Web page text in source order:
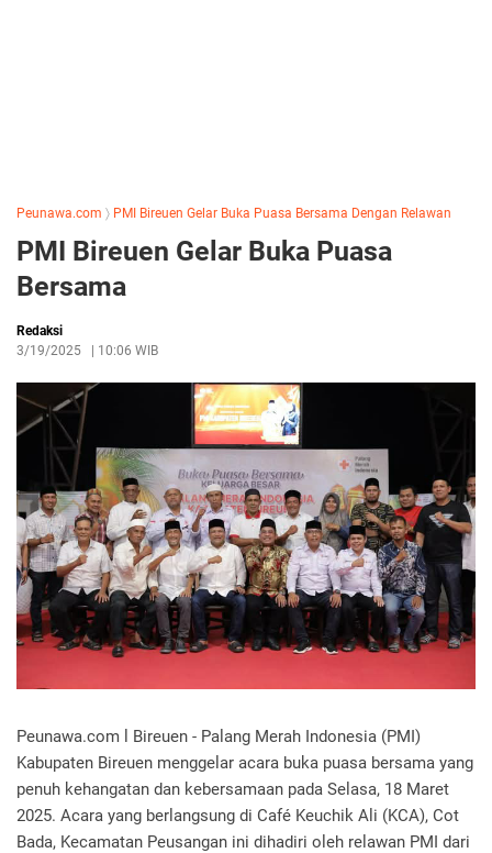
Peunawa.com 〉 PMI Bireuen Gelar Buka Puasa Bersama Dengan Relawan
PMI Bireuen Gelar Buka Puasa
Bersama
Redaksi
3/19/2025
10:06 WIB
Peunawa.com l Bireuen - Palang Merah Indonesia (PMI)
Kabupaten Bireuen menggelar acara buka puasa bersama yang
penuh kehangatan dan kebersamaan pada Selasa, 18 Maret
2025. Acara yang berlangsung di Café Keuchik Ali (KCA), Cot
Bada, Kecamatan Peusangan ini dihadiri oleh relawan PMI dari